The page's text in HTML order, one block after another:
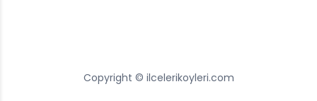
Copyright © ilcelerikoyleri.com